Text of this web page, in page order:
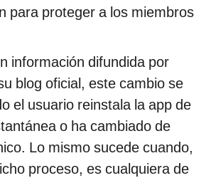
para proteger a los miembros
información difundida por
blog oficial, este cambio se
el usuario reinstala la app de
o ha cambiado de
Lo mismo sucede cuando,
proceso, es cualquiera de